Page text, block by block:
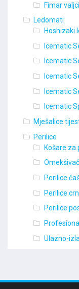
Fimar
Ledomati
Hoshizaki
Icematic
Icematic
Icematic
Icematic
Icematic
Mješalice
Perilice
Košare za
Perilice
Perilice
Perilice
Ulazno-